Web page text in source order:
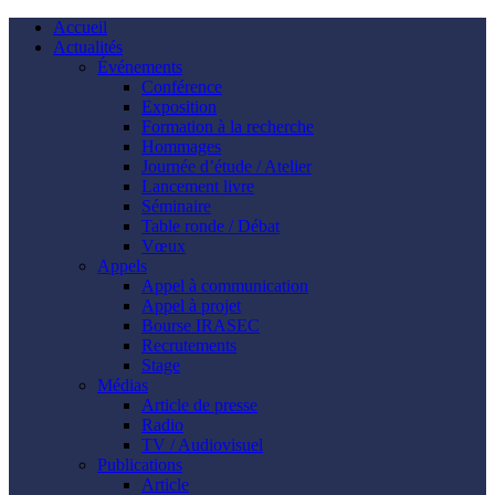
Accueil
Actualités
Événements
Conférence
Exposition
Formation à la recherche
Hommages
Journée d’étude / Atelier
Lancement livre
Séminaire
Table ronde / Débat
Vœux
Appels
Appel à communication
Appel à projet
Bourse IRASEC
Recrutements
Stage
Médias
Article de presse
Radio
TV / Audiovisuel
Publications
Article